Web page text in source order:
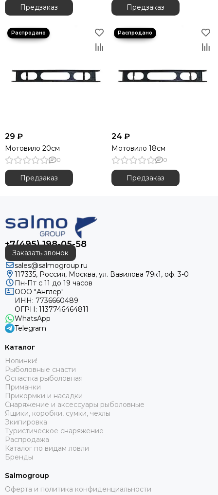
Предзаказ Предзаказ
29 ₽
Мотовило 20см
0
Предзаказ
24 ₽
Мотовило 18см
0
Предзаказ
+7(495) 198-05-58
Заказать звонок
sales@salmogroup.ru
117335, Россия, Москва, ул. Вавилова 79к1, оф. 3-0
Пн-Пт с 11 до 19 часов
ООО "Англер"
ИНН: 7736660489
ОГРН: 1137746464811
WhatsApp
Telegram
Каталог
Новинки!
Рыболовные снасти
Оснастка рыболовная
Приманки
Прикормки и насадки
Снаряжение и аксессуары рыболовные
Ящики, коробки, сумки, чехлы
Экипировка
Туристическое снаряжение
Распродажа
Каталог по видам ловли
Бренды
Salmogroup
Оферта и политика конфиденциальности